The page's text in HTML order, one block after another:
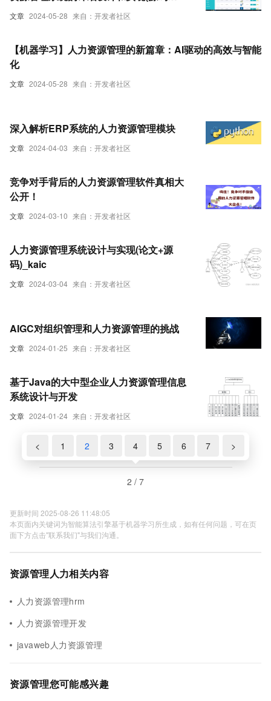
文章 2024-05-28 来自：开发者社区
+lw+部署文档+讲解等)
文章 2024-05-28 来自：开发者社区
【机器学习】人力资源管理的新篇章：AI驱动的高效与智能
化
文章 2024-04-03 来自：开发者社区
深入解析ERP系统的人力资源管理模块
文章 2024-03-10 来自：开发者社区
竞争对手背后的人力资源管理软件真相大
公开！
文章 2024-03-04 来自：开发者社区
人力资源管理系统设计与实现(论文+源
码)_kaic
文章 2024-01-25 来自：开发者社区
AIGC对组织管理和人力资源管理的挑战
文章 2024-01-24 来自：开发者社区
基于Java的大中型企业人力资源管理信息
系统设计与开发
< 1 2 3 4 5 6 7 >
2 / 7
更新时间 2025-08-26 11:48:05
本页面内关键词为智能算法引擎基于机器学习所生成，如有任何问题，可在页
面下方点击"联系我们"与我们沟通。
资源管理人力相关内容
人力资源管理hrm
人力资源管理开发
javaweb人力资源管理
资源管理您可能感兴趣